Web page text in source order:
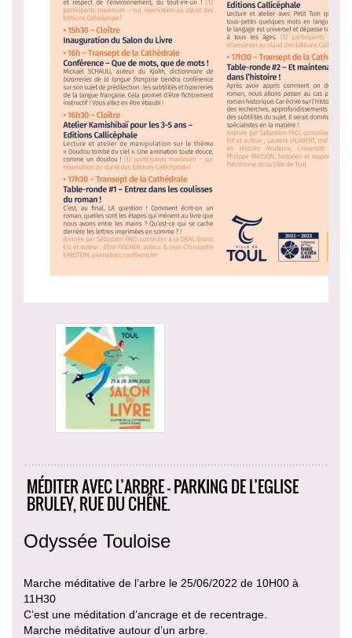
MÉDITER AVEC L’ARBRE - PARKING DE L’EGLISE
BRULEY, RUE DU CHÊNE.
Odyssée Touloise
Marche méditative de l’arbre le 25/06/2022 de 10H00 à
11H30
C’est une méditation d’ancrage et de recentrage.
Marche méditative autour d’un arbre.